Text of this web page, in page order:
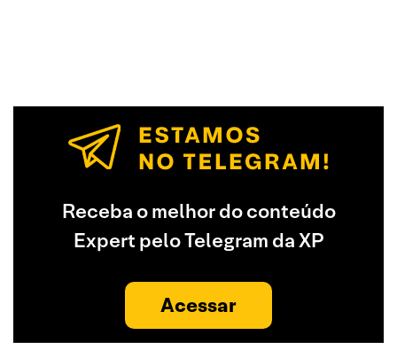
Receba o melhor do conteúdo
Expert pelo Telegram da XP
Acessar